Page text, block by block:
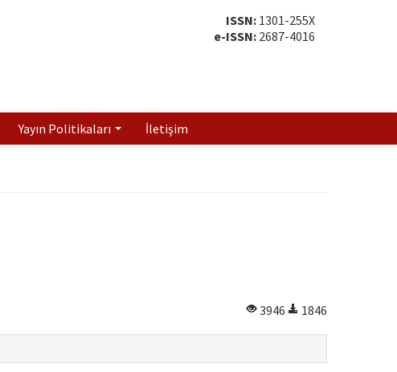
ISSN:1301-255X
e-ISSN:2687-4016
Yayın Politikaları İletişim
3946 1846